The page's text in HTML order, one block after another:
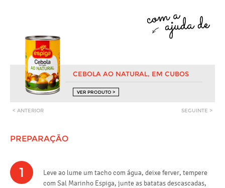
CEBOLA AO NATURAL, EM CUBOS
VER PRODUTO >
< ANTERIOR SEGUINTE >
PREPARAÇÃO
1
Leve ao lume um tacho com água, deixe ferver, tempere
com Sal Marinho Espiga, junte as batatas descascadas,